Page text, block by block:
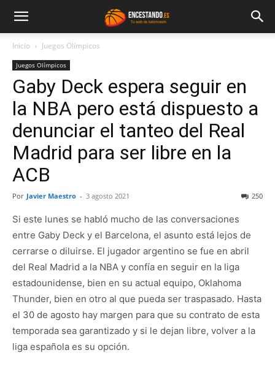
Inicio Juegos Olímpicos
Juegos Olímpicos
Gaby Deck espera seguir en
la NBA pero está dispuesto a
denunciar el tanteo del Real
Madrid para ser libre en la
ACB
Por Javier Maestro - 3 agosto 2021 250
Si este lunes se habló mucho de las conversaciones
entre Gaby Deck y el Barcelona, el asunto está lejos de
cerrarse o diluirse. El jugador argentino se fue en abril
del Real Madrid a la NBA y confía en seguir en la liga
estadounidense, bien en su actual equipo, Oklahoma
Thunder, bien en otro al que pueda ser traspasado. Hasta
el 30 de agosto hay margen para que su contrato de esta
temporada sea garantizado y si le dejan libre, volver a la
liga española es su opción.